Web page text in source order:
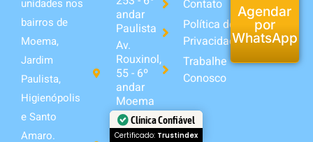
unidades nos
bairros de
Moema,
Jardim
Paulista,
Higienópolis
e Santo
Amaro.
andar
Paulista
Av.
Rouxinol,
55 - 6º
andar
Moema
R. Conde
de Itú,
Contato
Política de
Privacidade
Trabalhe
Conosco
Agendar
por
WhatsApp
Clínica Confiável
Certificado: Trustindex